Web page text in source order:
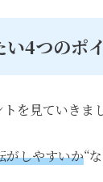
4つのポ
を見ていきま
がしやすいか“な